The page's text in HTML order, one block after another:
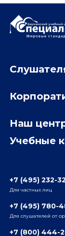
Учебные
Радио
ул. Радио, д.24,
Мастер-
Отзывы
Наш
Информация о
+7 (495) 232-
Для частных лиц
+7 (495) 780-
Для слушателей от
+7 (800) 444-